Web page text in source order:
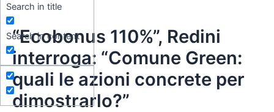
Search in title
Search in content
“Ecobonus 110%”, Redini
interroga: “Comune Green:
quali le azioni concrete per
dimostrarlo?”